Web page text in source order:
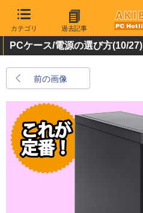
カテゴリ 過去記事
PCケース/電源の選び方(10/27)
前の画像